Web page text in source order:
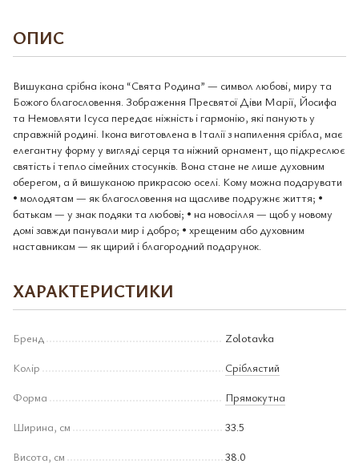
ОПИС
Вишукана срібна ікона “Свята Родина” — символ любові, миру та
Божого благословення. Зображення Пресвятої Діви Марії, Йосифа
та Немовляти Ісуса передає ніжність і гармонію, які панують у
справжній родині. Ікона виготовлена в Італії з напилення срібла, має
елегантну форму у вигляді серця та ніжний орнамент, що підкреслює
святість і тепло сімейних стосунків. Вона стане не лише духовним
оберегом, а й вишуканою прикрасою оселі. Кому можна подарувати
• молодятам — як благословення на щасливе подружнє життя; •
батькам — у знак подяки та любові; • на новосілля — щоб у новому
домі завжди панували мир і добро; • хрещеним або духовним
наставникам — як щирий і благородний подарунок.
ХАРАКТЕРИСТИКИ
Бренд
Zolotavka
Колір
Сріблястий
Форма
Прямокутна
Ширина, см
33.5
Висота, см
38.0